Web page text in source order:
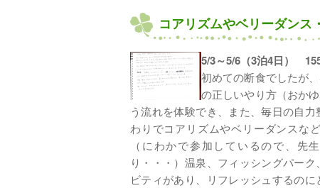
コアリズムやベリーダンス
5/3～5/6（3泊4日）
初めての断食でしたが
の正しいやり方（おか
う流れを体験でき、また、毎日の自
わりでコアリズムやベリーダンスな
（にわかで参加しているので、先
り・・・）温泉、フィッシングパー
ビティがあり、リフレッシュするの